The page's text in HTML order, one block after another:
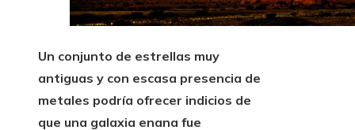
Un conjunto de estrellas muy
antiguas y con escasa presencia de
metales podría ofrecer indicios de
que una galaxia enana fue